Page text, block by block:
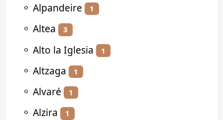
⚬ Alpandeire 1
⚬ Altea 3
⚬ Alto la Iglesia 1
⚬ Altzaga 1
⚬ Alvaré 1
⚬ Alzira 1